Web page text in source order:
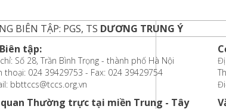
BIÊN TẬP: PGS, TS DƯƠNG TRUNG Ý
tập:
Số 28, Trần Bình Trọng - thành phố Hà Nội
thoại: 024 39429753 - Fax: 024 39429754
bbttccs@tccs.org.vn
quan Thường trực tại miền Trung - Tây